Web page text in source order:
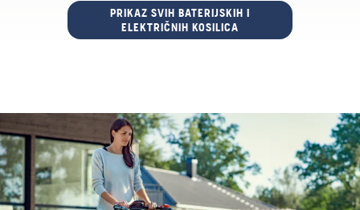
PRIKAZ SVIH BATERIJSKIH I
ELEKTRIČNIH KOSILICA